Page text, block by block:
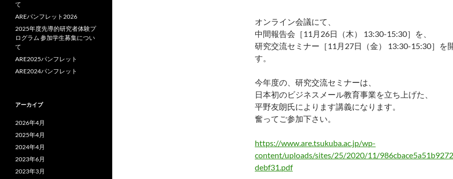
オンライン会議にて、
中間報告会［11月26日（木） 13:30-15:30］を、
研究交流セミナー［11月27日（金） 13:30-15:30］を
す。
今年度の、研究交流セミナーは、
日本初のビジネスメール教育事業を立ち上げた、
平野友朗氏によります講義になります。
奮ってご参加下さい。
https://www.are.tsukuba.ac.jp/wp-
content/uploads/sites/25/2020/11/
debf31.pdf
て
AREパンフレット2026
2025年度先導的研究者体験プ
ログラム 参加学生募集につい
て
ARE2025パンフレット
ARE2024パンフレット
アーカイブ
2026年4月
2025年4月
2024年4月
2023年6月
2023年3月